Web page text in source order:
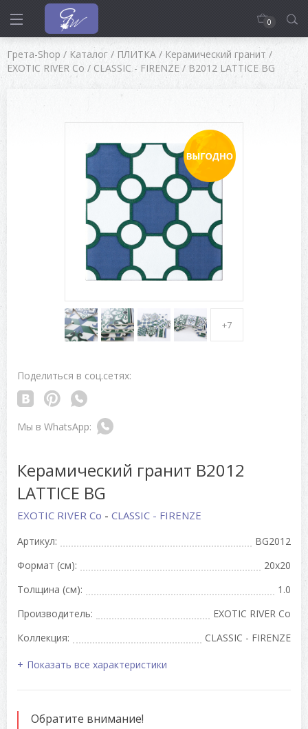
0
Грета-Shop / Каталог / ПЛИТКА / Керамический гранит /
EXOTIC RIVER Co / CLASSIC - FIRENZE / B2012 LATTICE BG
+7
Поделиться в соц.сетях:
Керамический гранит B2012
LATTICE BG
EXOTIC RIVER Co - CLASSIC - FIRENZE
Артикул:
BG2012
Формат (см):
20x20
Толщина (см):
1.0
Производитель:
EXOTIC RIVER Co
Коллекция:
CLASSIC - FIRENZE
Показать все характеристики
Обратите внимание!